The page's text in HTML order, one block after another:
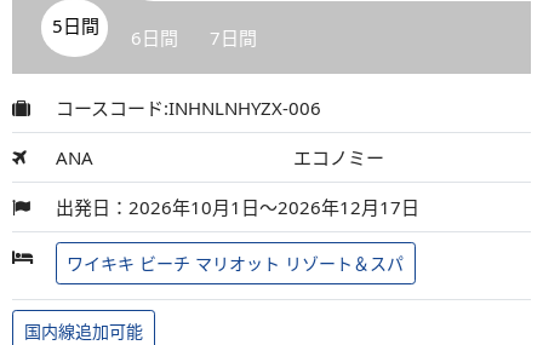
5日間 6日間 7日間
コースコード:INHNLNHYZX-006
ANA エコノミー
出発日：2026年10月1日～2026年12月17日
ワイキキ ビーチ マリオット リゾート＆スパ
国内線追加可能